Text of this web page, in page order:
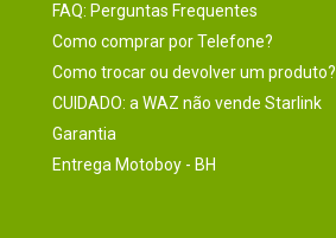
FAQ: Perguntas Frequentes
Como comprar por Telefone?
Como trocar ou devolver um produto?
CUIDADO: a WAZ não vende Starlink
Garantia
Entrega Motoboy - BH